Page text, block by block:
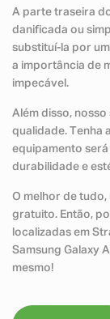
A parte traseira
danificada ou
substituí-la por
a importância de
impecável.
Além disso,
qualidade. Tenha
equipamento
durabilidade e
O melhor de
gratuito. Então,
localizadas em
Samsung Galaxy
mesmo!